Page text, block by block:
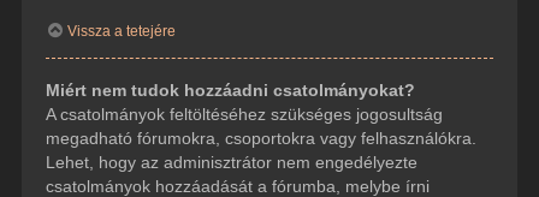
Vissza a tetejére
Miért nem tudok hozzáadni csatolmányokat?
A csatolmányok feltöltéséhez szükséges jogosultság
megadható fórumokra, csoportokra vagy felhasználókra.
Lehet, hogy az adminisztrátor nem engedélyezte
csatolmányok hozzáadását a fórumba, melybe írni